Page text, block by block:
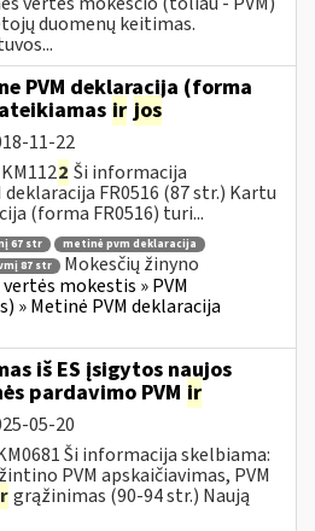
duomenų keitimas.
PVM deklaracija (forma
ir jos
11-22
2 Ši informacija
FR0516 (87 str.) Kartu
(forma FR0516) turi...
67 str
metinė pvm deklaracija
87 str
Mokesčių žinyno
mokestis » PVM
» Metinė PVM deklaracija
iš ES įsigytos naujos
pardavimo PVM ir
05-20
Ši informacija skelbiama:
PVM apskaičiavimas, PVM
grąžinimas (90-94 str.) Naują